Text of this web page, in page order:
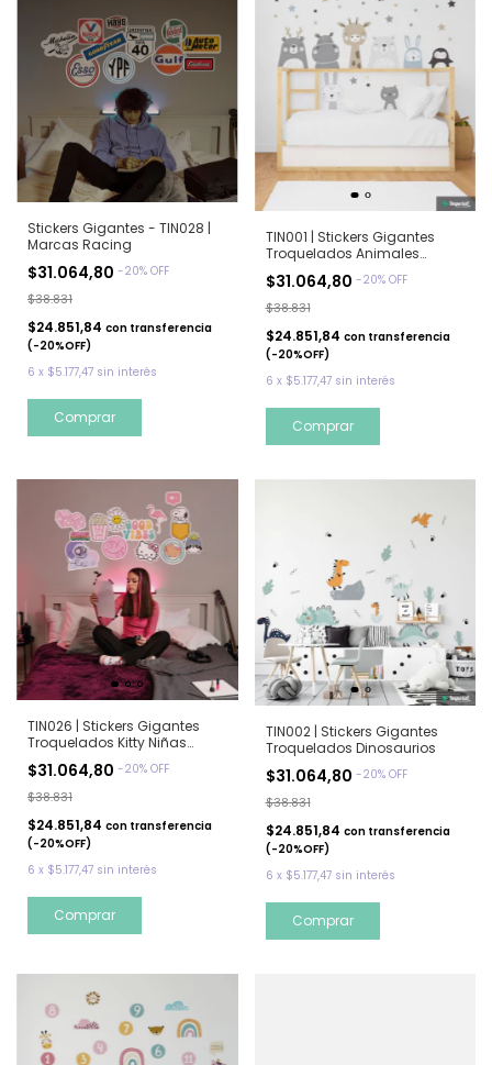
Stickers Gigantes - TIN028 |
Marcas Racing
$31.064,80 -20% OFF
$38.831
$24.851,84 con transferencia
(-20%OFF)
6 x $5.177,47 sin interés
TIN001 | Stickers Gigantes
Troquelados Animales
$31.064,80 -20% OFF
$38.831
$24.851,84 con transferencia
(-20%OFF)
6 x $5.177,47 sin interés
TIN026 | Stickers Gigantes
Troquelados Kitty Niñas
$31.064,80 -20% OFF
$38.831
$24.851,84 con transferencia
(-20%OFF)
6 x $5.177,47 sin interés
TIN002 | Stickers Gigantes
Troquelados Dinosaurios
$31.064,80 -20% OFF
$38.831
$24.851,84 con transferencia
(-20%OFF)
6 x $5.177,47 sin interés